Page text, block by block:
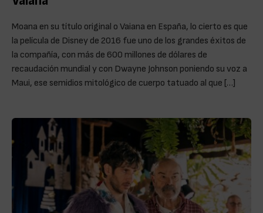
Moana en su título original o Vaiana en España, lo cierto es que
la película de Disney de 2016 fue uno de los grandes éxitos de
la compañía, con más de 600 millones de dólares de
recaudación mundial y con Dwayne Johnson poniendo su voz a
Maui, ese semidios mitológico de cuerpo tatuado al que […]